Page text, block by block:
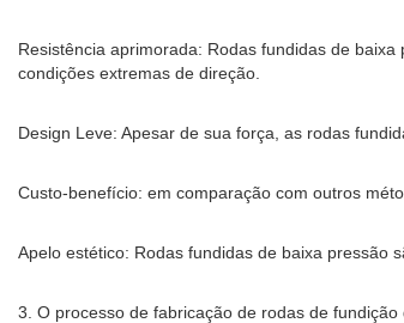
Resistência aprimorada: Rodas fundidas de
condições extremas de direção.
Design Leve: Apesar de sua força, as rodas
Custo-benefício: em comparação com outros
Apelo estético: Rodas fundidas de baixa pressão
3. O processo de fabricação de rodas de fundição